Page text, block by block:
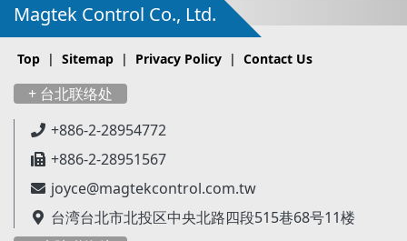
Magtek Control Co., Ltd.
Top | Sitemap | Privacy Policy | Contact Us
+ 台北联络处
+886-2-28954772
+886-2-28951567
joyce@magtekcontrol.com.tw
台湾台北市北投区中央北路四段515巷68号11楼